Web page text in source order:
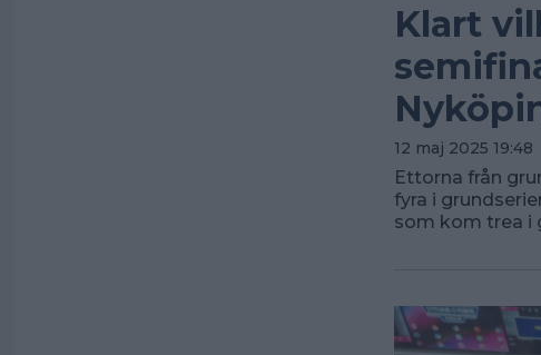
Klart
12 maj 2025 19:48
Ettorna från
fyra i
som kom trea i